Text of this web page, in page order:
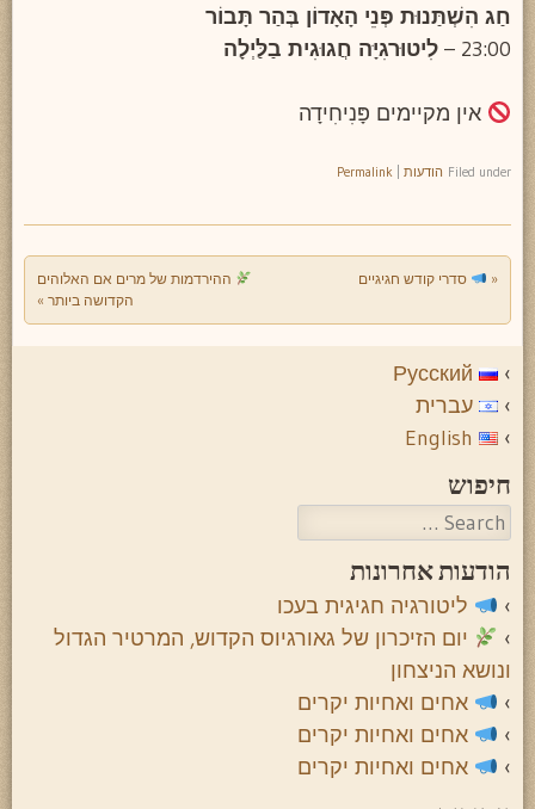
חַג הִשְׁתַּנוּת פְּנֵי הָאָדוֹן בְּהַר תָּבוֹר
23:00 –
לִיטוּרגִיָּה חֲגוּגִית בַלַּיְלָה
אין מקיימים פָּנִיחִידָה
Filed under הודעות Permalink
Post navigation
« סדרי קודש חגיגיים
ההירדמות של מרים אם האלוהים
הקדושה ביותר »
Русский
עברית
English
חיפוש
Search
הודעות אחרונות
ליטורגיה חגיגית בעכו
יום הזיכרון של גאורגיוס הקדוש, המרטיר הגדול
ונושא הניצחון
אחים ואחיות יקרים
אחים ואחיות יקרים
אחים ואחיות יקרים